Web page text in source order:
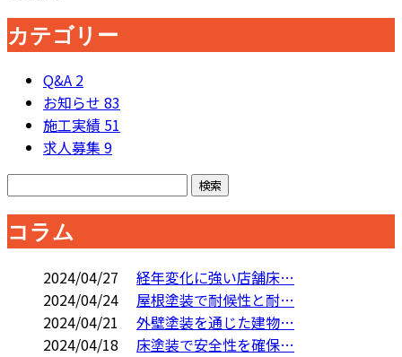
カテゴリー
Q&A 2
お知らせ 83
施工実績 51
求人募集 9
コラム
2024/04/27
経年変化に強い店舗床…
2024/04/24
屋根塗装で耐候性と耐…
2024/04/21
外壁塗装を通じた建物…
2024/04/18
床塗装で安全性を確保…